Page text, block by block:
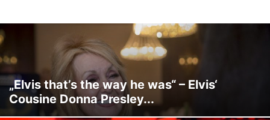
„Elvis that’s the way he was“ – Elvis‘
Cousine Donna Presley...